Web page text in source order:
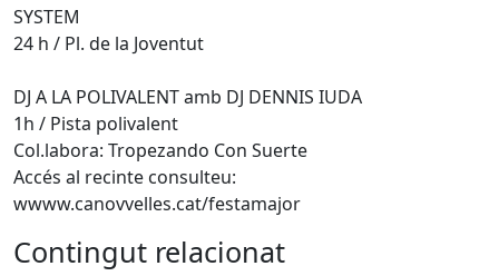
SYSTEM
24 h / Pl. de la Joventut
DJ A LA POLIVALENT amb DJ DENNIS IUDA
1h / Pista polivalent
Col.labora: Tropezando Con Suerte
Accés al recinte consulteu:
wwww.canovvelles.cat/festamajor
Contingut relacionat